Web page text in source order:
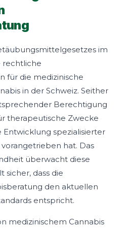
im
rechtliche
für die medizinische
in der Schweiz. Seither
Berechtigung
therapeutische Zwecke
Entwicklung spezialisierter
hat. Das
überwacht diese
sicher, dass die
den aktuellen
entspricht.
medizinischem Cannabis